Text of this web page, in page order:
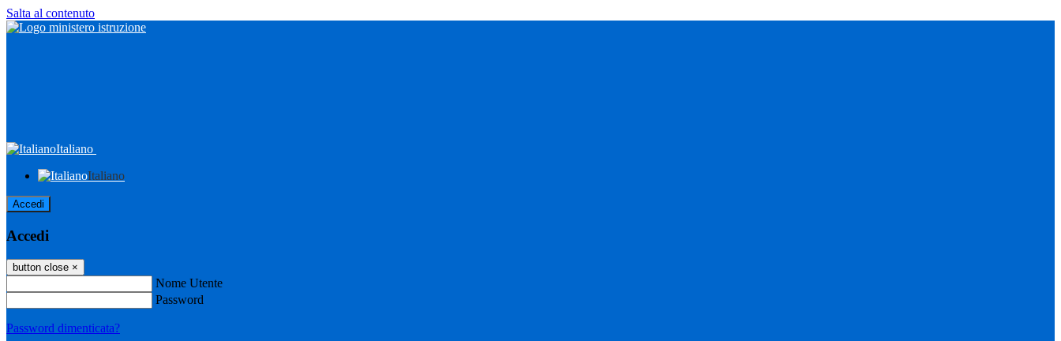
Salta al contenuto
Italiano
Italiano
Accedi
Accedi
button close ×
Nome Utente
Password
Password dimenticata?